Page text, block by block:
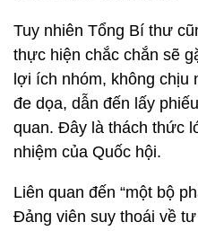
Tuy nhiên Tổng Bí thư
thực hiện chắc chắn sẽ
lợi ích nhóm, không chịu
đe dọa, dẫn đến lấy
quan. Đây là thách thức
nhiệm của Quốc hội.
Liên quan đến “một bộ
Đảng viên suy thoái về